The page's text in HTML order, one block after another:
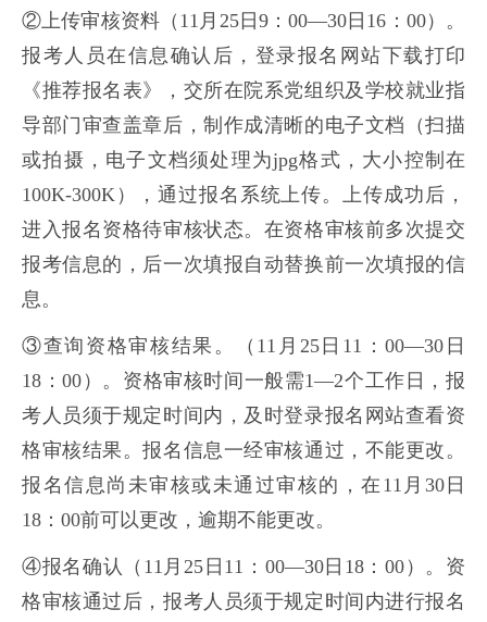
②上传审核资料（11月25日9：00—30日16：00）。
报考人员在信息确认后，登录报名网站下载打印
《推荐报名表》，交所在院系党组织及学校就业指
导部门审查盖章后，制作成清晰的电子文档（扫描
或拍摄，电子文档须处理为jpg格式，大小控制在
100K-300K），通过报名系统上传。上传成功后，
进入报名资格待审核状态。在资格审核前多次提交
报考信息的，后一次填报自动替换前一次填报的信
息。
③查询资格审核结果。（11月25日11：00—30日
18：00）。资格审核时间一般需1—2个工作日，报
考人员须于规定时间内，及时登录报名网站查看资
格审核结果。报名信息一经审核通过，不能更改。
报名信息尚未审核或未通过审核的，在11月30日
18：00前可以更改，逾期不能更改。
④报名确认（11月25日11：00—30日18：00）。资
格审核通过后，报考人员须于规定时间内进行报名